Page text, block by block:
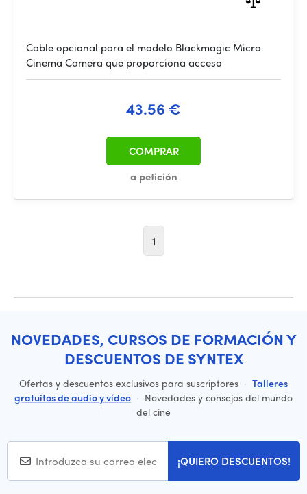
Cable opcional para el modelo Blackmagic Micro
Cinema Camera que proporciona acceso
43.56 €
a petición
COMPRAR
1
NOVEDADES, CURSOS DE FORMACIÓN Y
DESCUENTOS DE SYNTEX
Ofertas y descuentos exclusivos para suscriptores · Talleres
gratuitos de audio y vídeo · Novedades y consejos del mundo
del cine
¡QUIERO DESCUENTOS!